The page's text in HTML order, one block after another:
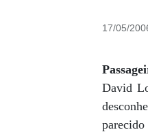
17/05/
David